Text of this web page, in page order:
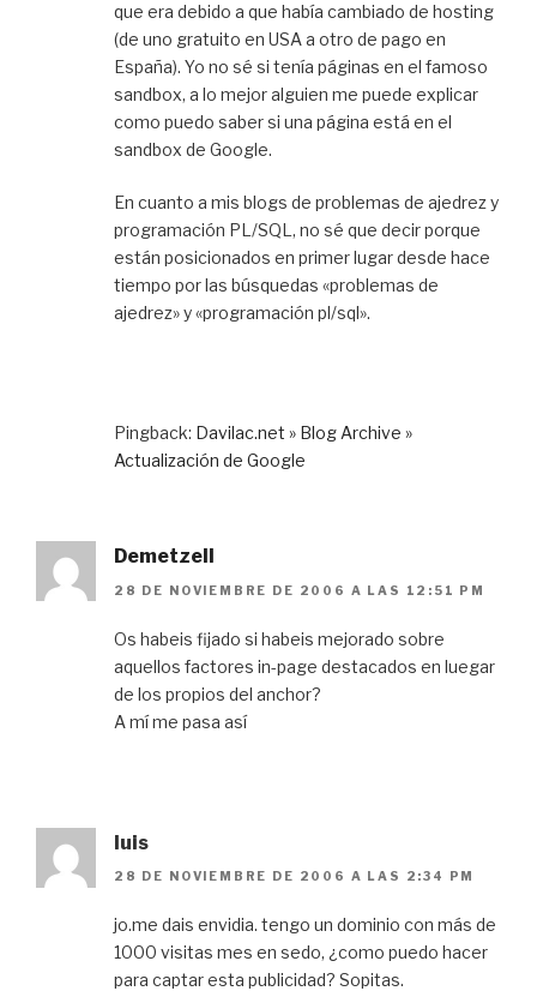
que era debido a que había cambiado de hosting
(de uno gratuito en USA a otro de pago en
España). Yo no sé si tenía páginas en el famoso
sandbox, a lo mejor alguien me puede explicar
como puedo saber si una página está en el
sandbox de Google.
En cuanto a mis blogs de problemas de ajedrez y
programación PL/SQL, no sé que decir porque
están posicionados en primer lugar desde hace
tiempo por las búsquedas «problemas de
ajedrez» y «programación pl/sql».
Pingback: Davilac.net » Blog Archive »
Actualización de Google
Demetzell
28 DE NOVIEMBRE DE 2006 A LAS 12:51 PM
Os habeis fijado si habeis mejorado sobre
aquellos factores in-page destacados en luegar
de los propios del anchor?
A mí me pasa así
luis
28 DE NOVIEMBRE DE 2006 A LAS 2:34 PM
jo.me dais envidia. tengo un dominio con más de
1000 visitas mes en sedo, ¿como puedo hacer
para captar esta publicidad? Sopitas.